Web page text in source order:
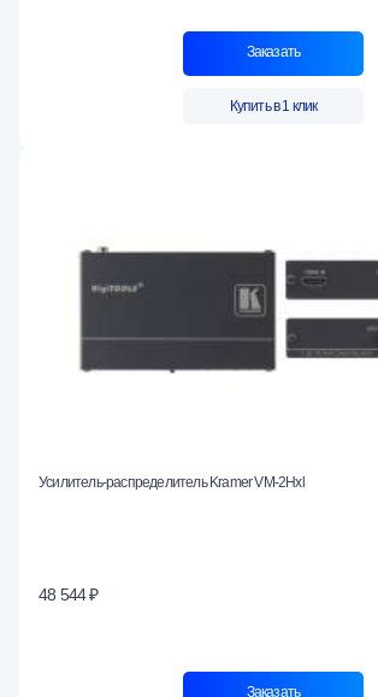
Заказать
Купить в 1 клик
Усилитель-распределитель Kramer VM-2Hxl
48 544 ₽
Заказать